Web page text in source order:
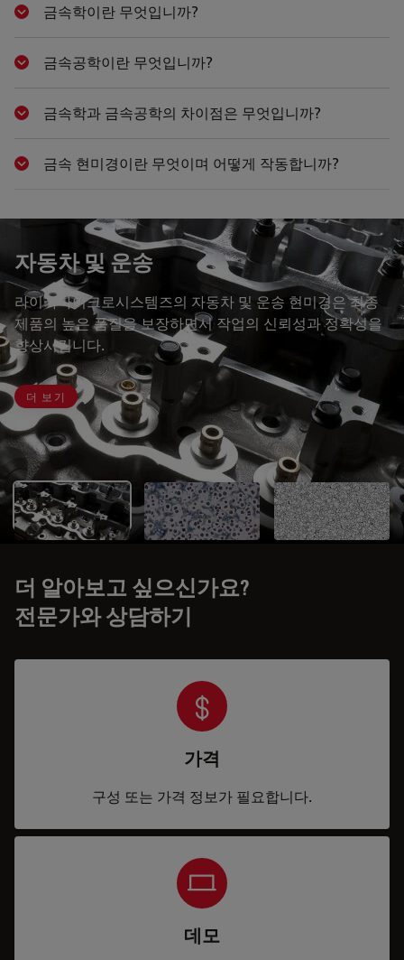
Show answer
금속학이란 무엇입니까?
Show answer
금속공학이란 무엇입니까?
Show answer
금속학과 금속공학의 차이점은 무엇입니까?
Show answer
금속 현미경이란 무엇이며 어떻게 작동합니까?
자동차 및 운송
라이카마이크로시스템즈의 자동차 및 운송 현미경은 최종
제품의 높은 품질을 보장하면서 작업의 신뢰성과 정확성을
향상시킵니다.
더 보기
더 알아보고 싶으신가요?
전문가와 상담하기
가격
구성 또는 가격 정보가 필요합니다.
데모